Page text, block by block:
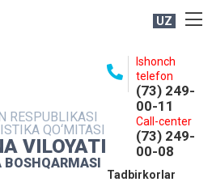
UZ
RESPUBLIKASI
QO‘MITASI
VILOYATI
Ishonch
telefon
(73) 249-
00-11
Call-center
(73) 249-
00-08
Tadbirkorlar
NASHRLAR
XIZMATLAR
XIZMATI